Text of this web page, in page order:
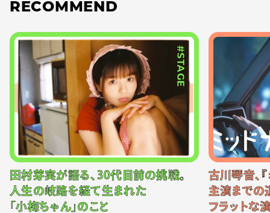
RECOMMEND
#STAGE
田村芽実が語る、30代目前の挑戦。
人生の岐路を経て生まれた
「小梅ちゃん」のこと
古川琴音、
主演までの
フラットな